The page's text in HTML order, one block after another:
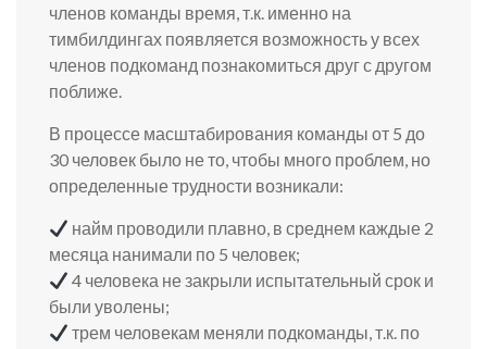
членов команды время, т.к. именно на
тимбилдингах появляется возможность у всех
членов подкоманд познакомиться друг с другом
поближе.
В процессе масштабирования команды от 5 до
30 человек было не то, чтобы много проблем, но
определенные трудности возникали:
найм проводили плавно, в среднем каждые 2
месяца нанимали по 5 человек;
4 человека не закрыли испытательный срок и
были уволены;
трем человекам меняли подкоманды, т.к. по